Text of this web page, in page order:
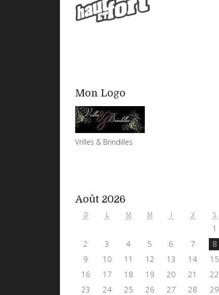
Mon Logo
Vrilles & Brindilles
Août 2026
D L M M J V S
1
2
3 4 5 6 7
8
9
10 11 12 13 14
15
16
17 18 19 20 21
22
23
24 25 26 27 28
29